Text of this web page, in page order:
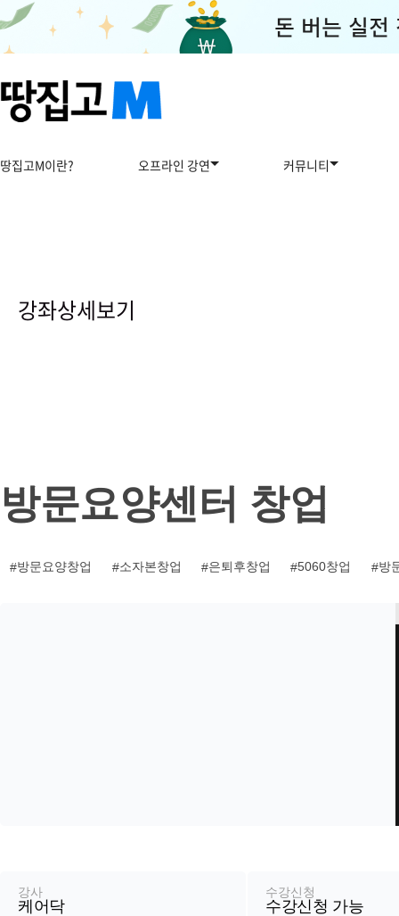
땅집고M이란? 오프라인 강연 커뮤니티
상강좌상세보기
방문요양센터 창업
방문요양창업 소자본창업 은퇴후창업 5060창업 방
강사
케어닥
수강신청
수강신청 가능